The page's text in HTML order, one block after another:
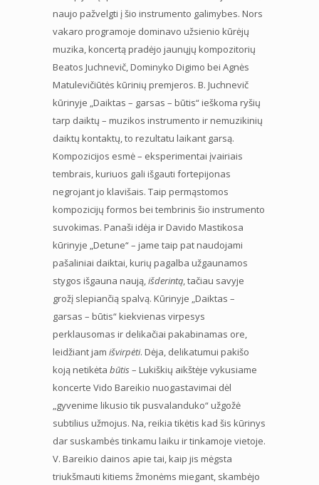
naujo pažvelgti į šio instrumento galimybes. Nors
vakaro programoje dominavo užsienio kūrėjų
muzika, koncertą pradėjo jaunųjų kompozitorių
Beatos Juchnevič, Dominyko Digimo bei Agnės
Matulevičiūtės kūrinių premjeros. B. Juchnevič
kūrinyje „Daiktas – garsas – būtis“ ieškoma ryšių
tarp daiktų – muzikos instrumento ir nemuzikinių
daiktų kontaktų, to rezultatu laikant garsą.
Kompozicijos esmė – eksperimentai įvairiais
tembrais, kuriuos gali išgauti fortepijonas
negrojant jo klavišais. Taip permąstomos
kompozicijų formos bei tembrinis šio instrumento
suvokimas. Panaši idėja ir Davido Mastikosa
kūrinyje „Detune“ – jame taip pat naudojami
pašaliniai daiktai, kurių pagalba užgaunamos
stygos išgauna naują, išderintą , tačiau savyje
grožį slepiančią spalvą. Kūrinyje „Daiktas –
garsas – būtis“ kiekvienas virpesys
perklausomas ir delikačiai pakabinamas ore,
leidžiant jam išvirpėti. Dėja, delikatumui pakišo
koją netikėta būtis– Lukiškių aikštėje vykusiame
koncerte Vido Bareikio nuogastavimai dėl
„gyvenime likusio tik pusvalanduko“ užgožė
subtilius užmojus. Na, reikia tikėtis kad šis kūrinys
dar suskambės tinkamu laiku ir tinkamoje vietoje.
V. Bareikio dainos apie tai, kaip jis mėgsta
triukšmauti kitiems žmonėms miegant, skambėjo